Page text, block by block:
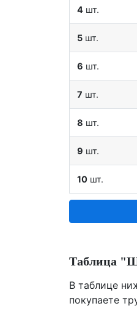
4 шт.
5 шт.
6 шт.
7 шт.
8 шт.
9 шт.
10 шт.
Таблица
В таблице
покупаете